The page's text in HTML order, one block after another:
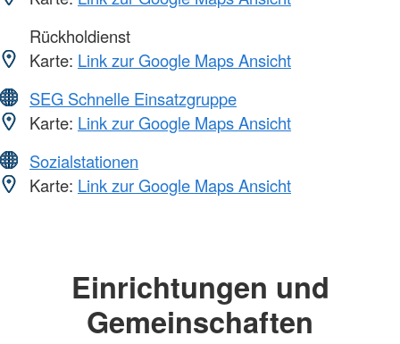
Rückholdienst
Karte: Link zur Google Maps Ansicht
SEG Schnelle Einsatzgruppe
Karte: Link zur Google Maps Ansicht
Sozialstationen
Karte: Link zur Google Maps Ansicht
Einrichtungen und
Gemeinschaften